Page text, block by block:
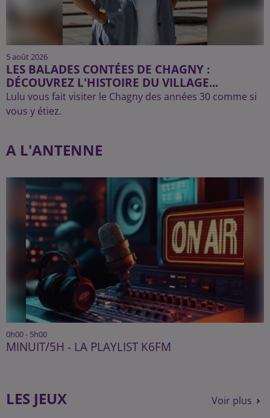
5 août 2026
LES BALADES CONTÉES DE CHAGNY :
DÉCOUVREZ L'HISTOIRE DU VILLAGE...
Lulu vous fait visiter le Chagny des années 30 comme si
vous y étiez.
A L'ANTENNE
0h00 - 5h00
MINUIT/5H - LA PLAYLIST K6FM
LES JEUX Voir plus